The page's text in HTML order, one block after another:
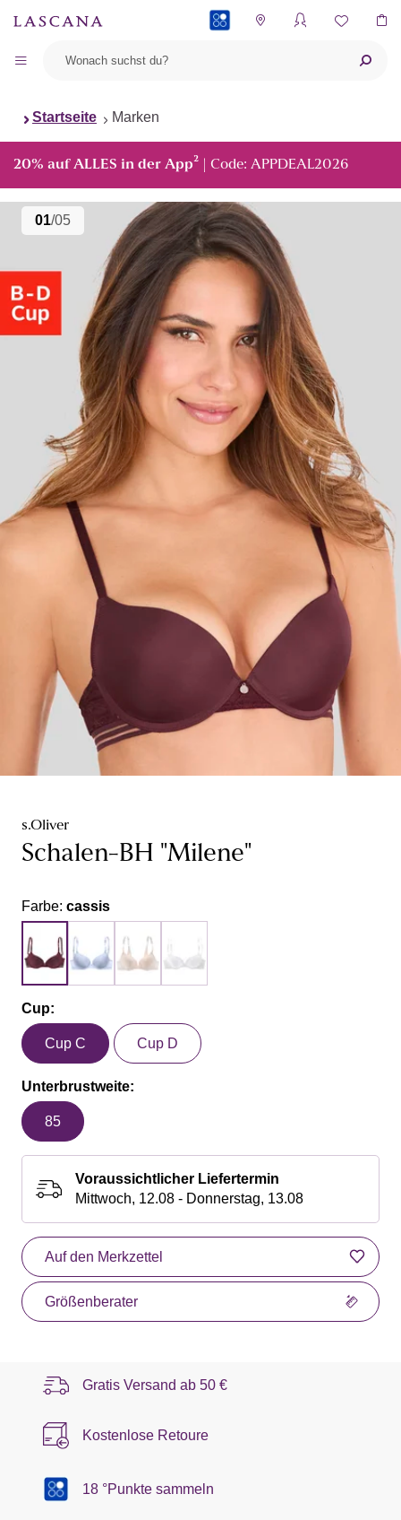
Startseite Marken
20% auf ALLES in der App² | Code: APPDEAL2026
01/05
s.Oliver
Schalen-BH "Milene"
Farbe: cassis
Cup:
Cup C Cup D
Unterbrustweite:
85
Voraussichtlicher Liefertermin
Mittwoch, 12.08 - Donnerstag, 13.08
Auf den Merkzettel
Größenberater
Gratis Versand ab 50 €
Kostenlose Retoure
18 °Punkte sammeln